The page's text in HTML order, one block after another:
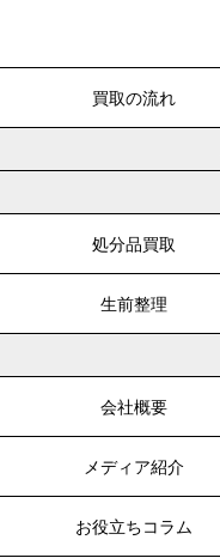
買取の流れ
処分品買取
生前整理
会社概要
メディア紹介
お役立ちコラム